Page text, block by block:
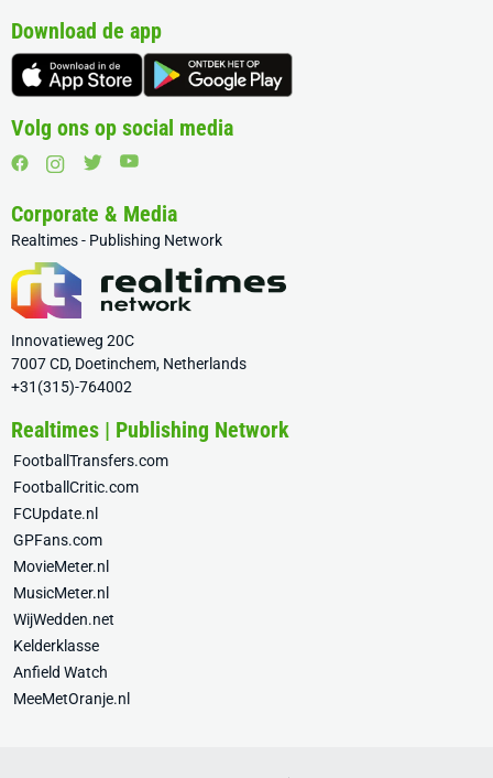
Download de app
Volg ons op social media
Corporate & Media
Realtimes - Publishing Network
Innovatieweg 20C
7007 CD, Doetinchem, Netherlands
+31(315)-764002
Realtimes | Publishing Network
FootballTransfers.com
FootballCritic.com
FCUpdate.nl
GPFans.com
MovieMeter.nl
MusicMeter.nl
WijWedden.net
Kelderklasse
Anfield Watch
MeeMetOranje.nl